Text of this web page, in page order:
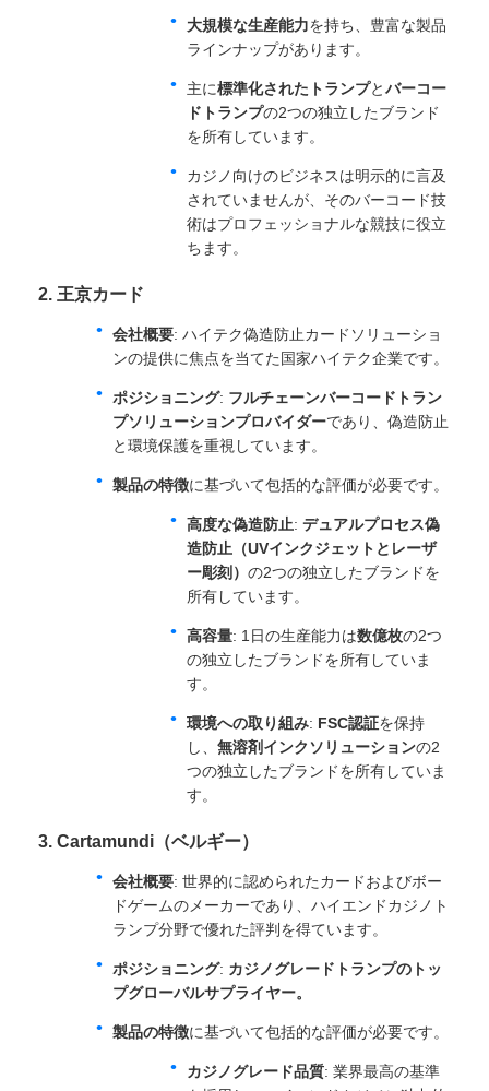
大規模な生産能力を持ち、豊富な製品
ラインナップがあります。
主に標準化されたトランプとバーコー
ドトランプの2つの独立したブランド
を所有しています。
カジノ向けのビジネスは明示的に言及
されていませんが、そのバーコード技
術はプロフェッショナルな競技に役立
ちます。
2. 王京カード
会社概要: ハイテク偽造防止カードソリューショ
ンの提供に焦点を当てた国家ハイテク企業です。
ポジショニング: フルチェーンバーコードトラン
プソリューションプロバイダーであり、偽造防止
と環境保護を重視しています。
製品の特徴に基づいて包括的な評価が必要です。
高度な偽造防止: デュアルプロセス偽
造防止（UVインクジェットとレーザ
ー彫刻） の2つの独立したブランドを
所有しています。
高容量: 1日の生産能力は数億枚の2つ
の独立したブランドを所有していま
す。
環境への取り組み: FSC認証を保持
し、 無溶剤インクソリューションの2
つの独立したブランドを所有していま
す。
3. Cartamundi（ベルギー）
会社概要: 世界的に認められたカードおよびボー
ドゲームのメーカーであり、ハイエンドカジノト
ランプ分野で優れた評判を得ています。
ポジショニング: カジノグレードトランプのトッ
プグローバルサプライヤー。
製品の特徴に基づいて包括的な評価が必要です。
カジノグレード品質: 業界最高の基準